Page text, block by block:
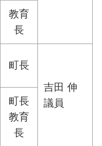
教育
長
町長
吉田 伸
議員
町長
教育
長